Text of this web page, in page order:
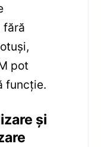
fără
pot
funcție.
și